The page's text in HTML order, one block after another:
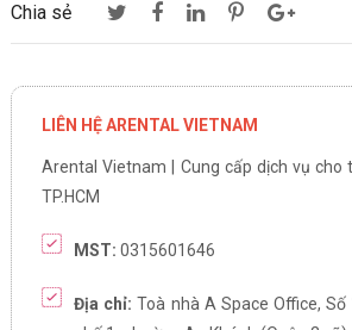
Chia sẻ
LIÊN HỆ ARENTAL VIETNAM
Arental Vietnam | Cung cấp dịch vụ cho
TP.HCM
MST: 0315601646
Địa chỉ: Toà nhà A Space Office, Số